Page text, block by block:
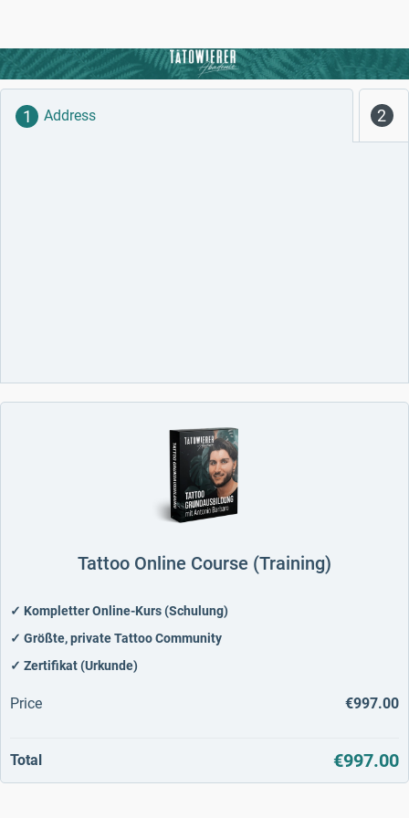
Address
Tattoo Online Course (Training)
✓ Kompletter Online-Kurs (Schulung)
✓ Größte, private Tattoo Community
✓ Zertifikat (Urkunde)
Price €997.00
Total €997.00